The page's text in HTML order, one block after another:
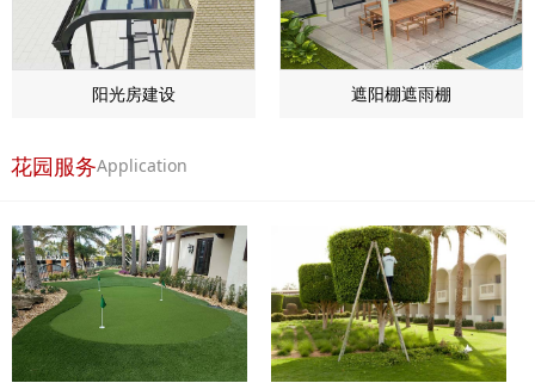
阳光房建设 遮阳棚遮雨棚
花园服务Application